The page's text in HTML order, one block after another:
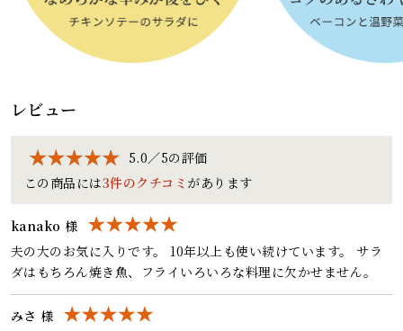
レビュー
5.0／5の評価
この商品には3件のクチコミ があります
kanako 様
夫の大のお気に入りです。 10年以上も使い続けています。 サラ
ダはもちろん焼き魚、フライいろいろな料理に欠かせません。
みさ 様